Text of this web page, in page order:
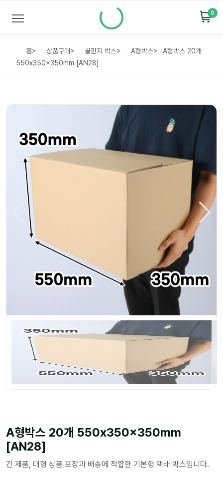
0
홈> 상품구매> 골판지 박스> A형박스>
A형박스 20개
550x350x350mm [AN28]
A형박스 20개 550x350x350mm
[AN28]
긴 제품, 대형 상품 포장과 배송에 적합한 기본형 택배 박스입니다.